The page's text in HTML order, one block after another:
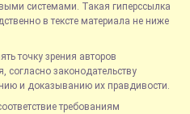
системами. Такая гиперссылка
в тексте материала не ниже
точку зрения авторов
законодательству
и доказыванию их правдивости.
требованиям